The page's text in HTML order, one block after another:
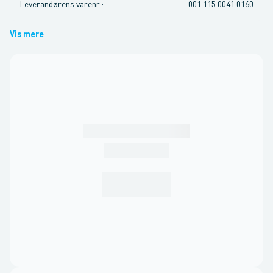
Leverandørens varenr. : 001 115 0041 0160
Vis mere